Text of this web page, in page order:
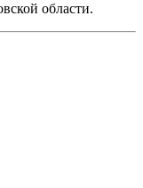
области.